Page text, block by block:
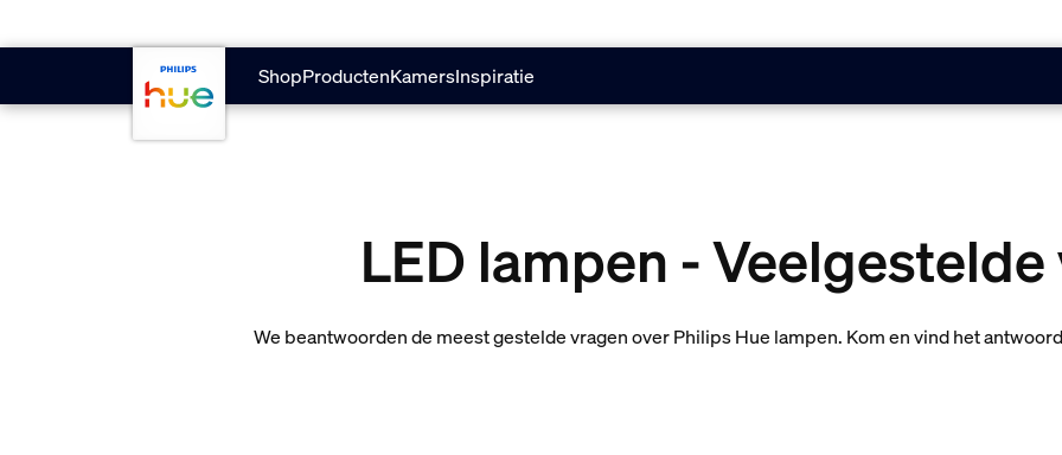
ShopProductenKamersInspiratie
LED lampen -
We beantwoorden de meest gestelde vragen over Philips Hue lampen. Kom en vind het